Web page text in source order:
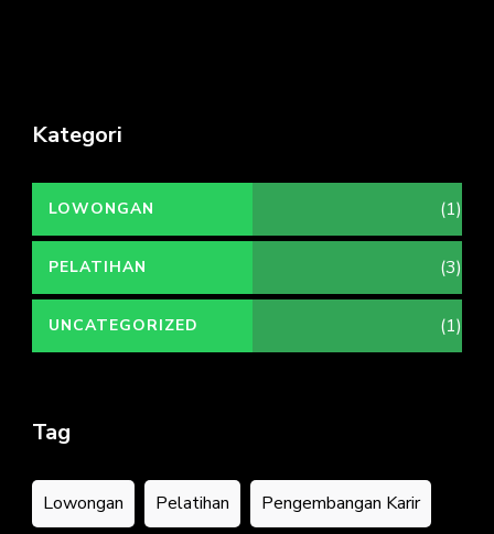
Kategori
LOWONGAN (1)
PELATIHAN (3)
UNCATEGORIZED (1)
Tag
Lowongan Pelatihan Pengembangan Karir